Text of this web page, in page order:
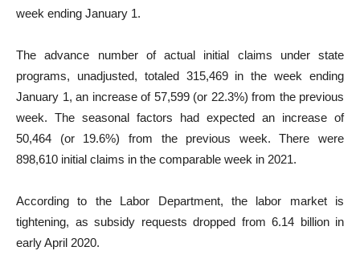
week ending January 1.
The advance number of actual initial claims under state
programs, unadjusted, totaled 315,469 in the week ending
January 1, an increase of 57,599 (or 22.3%) from the previous
week. The seasonal factors had expected an increase of
50,464 (or 19.6%) from the previous week. There were
898,610 initial claims in the comparable week in 2021.
According to the Labor Department, the labor market is
tightening, as subsidy requests dropped from 6.14 billion in
early April 2020.